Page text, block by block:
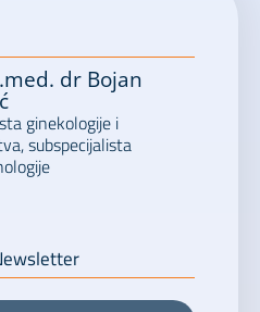
dr Bojan
ginekologije i
subspecijalista